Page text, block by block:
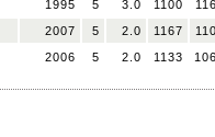
1995 5 3.0 1100
2007 5 2.0 1167
2006 5 2.0 1133